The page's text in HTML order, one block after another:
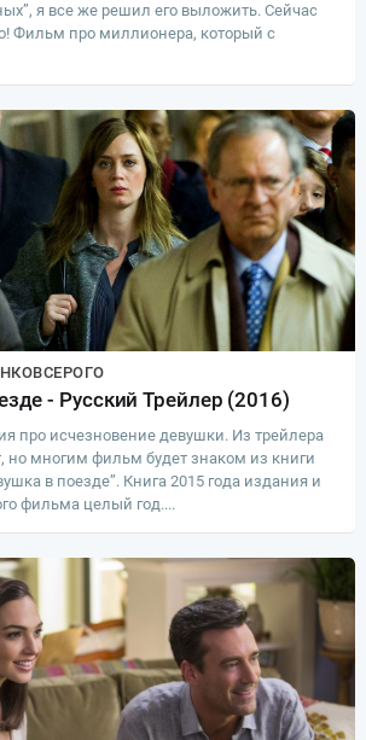
я все же решил его выложить. Сейчас
Фильм про миллионера, который с
- Русский Трейлер (2016)
про исчезновение девушки. Из трейлера
но многим фильм будет знаком из книги
в поезде”. Книга 2015 года издания и
фильма целый год....